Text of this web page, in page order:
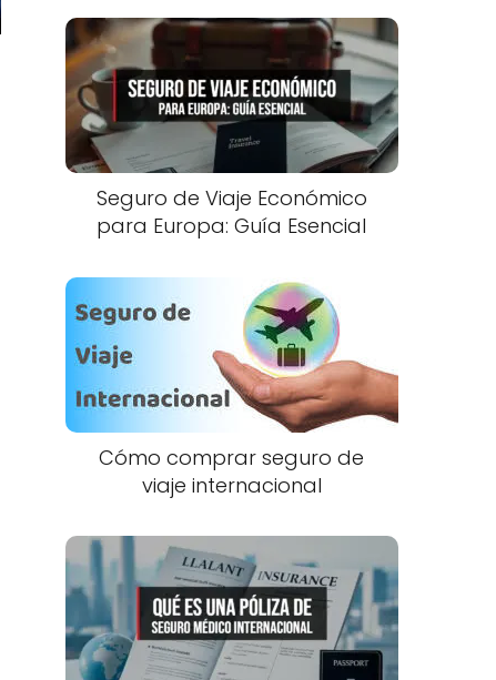
Seguro de Viaje Económico
para Europa: Guía Esencial
Cómo comprar seguro de
viaje internacional